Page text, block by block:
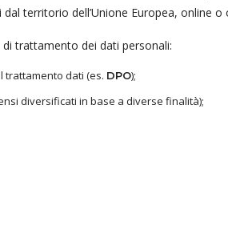
territorio dell’Unione Europea, online o
trattamento dei dati personali:
trattamento dati (es. DPO);
diversificati in base a diverse finalità);